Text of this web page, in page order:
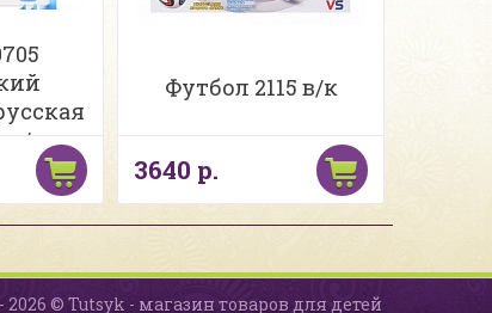
в/к
Футбол 2115 в/к
3640 р.
- 2026 © Tutsyk - магазин товаров для детей